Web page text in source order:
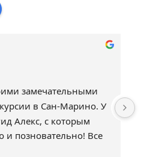
замечательными
в Сан-Марино. У
Алекс, с которым
и позновательно! Все